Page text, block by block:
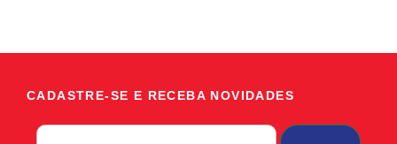
CADASTRE-SE E RECEBA NOVIDADES